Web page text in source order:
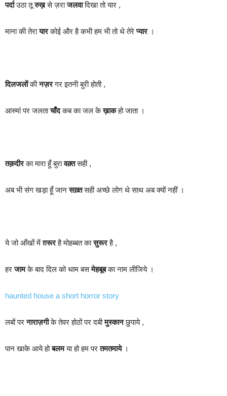
पर्दाउठा तूरुख़से ज़राजलवादिखा तो यार ,
माना की तेरायारकोई और है कभी हम भी तो थे तेरेप्यार।
दिलजलोंकीनज़रगर इतनी बुरी होती ,
आस्मां पर जलताचाँदकब का जल केख़ाकहो जाता ।
तक़दीरका मारा हूँ बुरावक़्तसही ,
अब भी संग खड़ा हूँ जानसख़्तसही अच्छे लोग थे साथ अब क्यों नहीं ।
ये जो आँखों मेंग़रूरहै मोहब्बत कासुरूरहै ,
हरजामके बाद दिल को थाम बसमेहबूबका नाम लीजिये ।
haunted house a short horror story
लबों परनाराज़गीके तेवर होठों पर दबीमुस्कानछुपाये ,
पान खाके आये होबलमया हो हम परतमतमाये।